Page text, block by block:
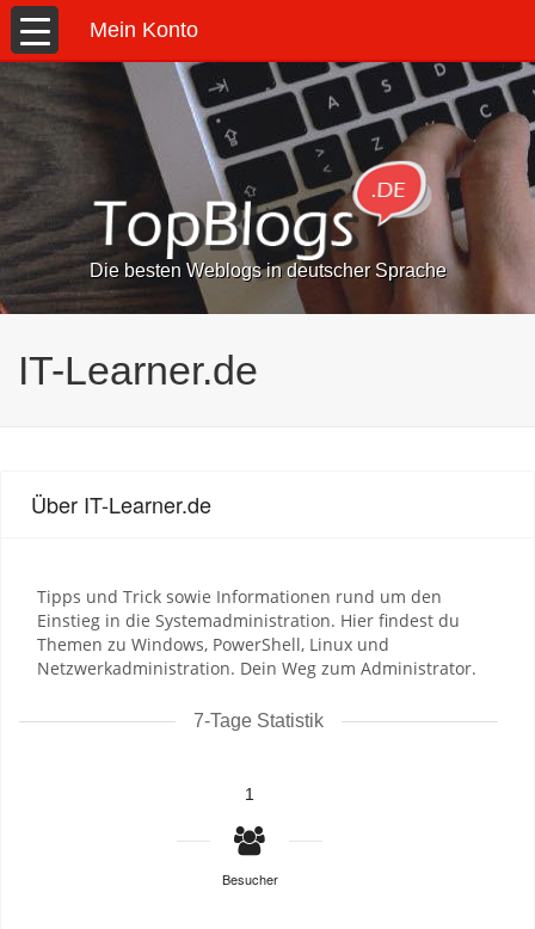
Mein Konto
Die besten Weblogs in deutscher Sprache
IT-Learner.de
Über IT-Learner.de
Tipps und Trick sowie Informationen rund um den
Einstieg in die Systemadministration. Hier findest du
Themen zu Windows, PowerShell, Linux und
Netzwerkadministration. Dein Weg zum Administrator.
7-Tage Statistik
1
Besucher